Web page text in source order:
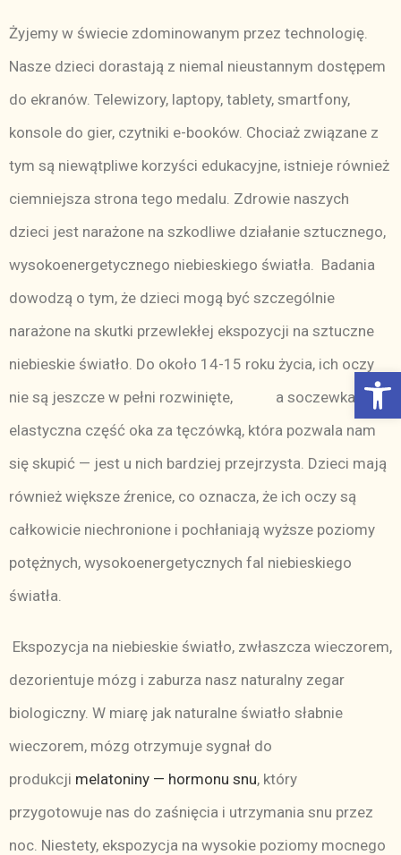
Otwórz Pasek narzędzi
Żyjemy w świecie zdominowanym przez technologię.
Nasze dzieci dorastają z niemal nieustannym dostępem
do ekranów. Telewizory, laptopy, tablety, smartfony,
konsole do gier, czytniki e-booków. Chociaż związane z
tym są niewątpliwe korzyści edukacyjne, istnieje również
ciemniejsza strona tego medalu. Zdrowie naszych
dzieci jest narażone na szkodliwe działanie sztucznego,
wysokoenergetycznego niebieskiego światła. Badania
dowodzą o tym, że dzieci mogą być szczególnie
narażone na skutki przewlekłej ekspozycji na sztuczne
niebieskie światło. Do około 14-15 roku życia, ich oczy
nie są jeszcze w pełni rozwinięte, a soczewka —
elastyczna część oka za tęczówką, która pozwala nam
się skupić — jest u nich bardziej przejrzysta. Dzieci mają
również większe źrenice, co oznacza, że ich oczy są
całkowicie niechronione i pochłaniają wyższe poziomy
potężnych, wysokoenergetycznych fal niebieskiego
światła.
Ekspozycja na niebieskie światło, zwłaszcza wieczorem,
dezorientuje mózg i zaburza nasz naturalny zegar
biologiczny. W miarę jak naturalne światło słabnie
wieczorem, mózg otrzymuje sygnał do
produkcji melatoniny — hormonu snu, który
przygotowuje nas do zaśnięcia i utrzymania snu przez
noc. Niestety, ekspozycja na wysokie poziomy mocnego